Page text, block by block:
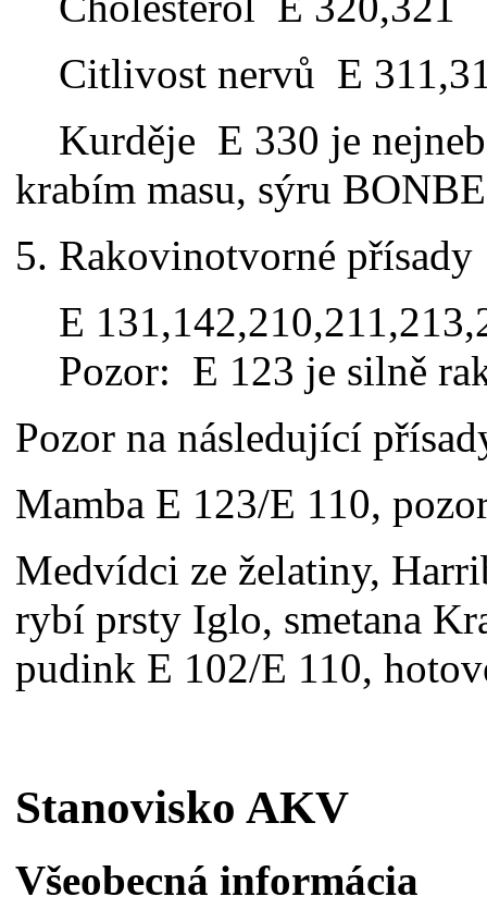
Citlivost nervů E
Kurděje E 330 je
krabím masu, sýru
5. Rakovinotvorné přísady
E
Pozor: E 123 je silně
Pozor na následující
Mamba E 123/E 110,
Medvídci ze želatiny,
rybí prsty Iglo, smetana
pudink E 102/E 110,
Stanovisko AKV
Všeobecná informácia